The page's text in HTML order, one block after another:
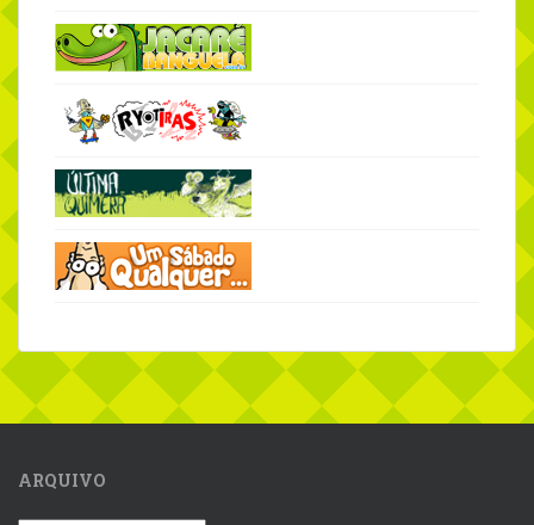
ARQUIVO